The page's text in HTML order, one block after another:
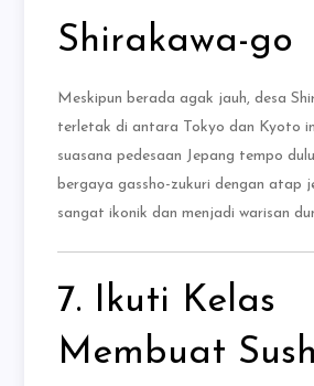
Shirakawa-go
Meskipun berada agak jauh, desa
terletak di antara Tokyo dan Kyoto
suasana pedesaan Jepang tempo
bergaya gassho-zukuri dengan atap
sangat ikonik dan menjadi warisan
7. Ikuti Kelas
Membuat